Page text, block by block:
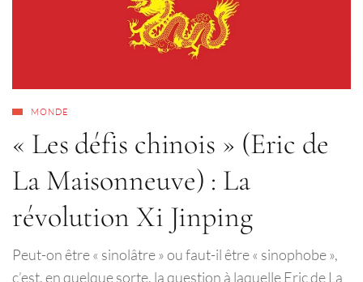
MONDE
« Les défis chinois » (Eric de
La Maisonneuve) : La
révolution Xi Jinping
Peut-on être « sinolâtre » ou faut-il être « sinophobe »,
c’est, en quelque sorte, la question à laquelle Eric de La